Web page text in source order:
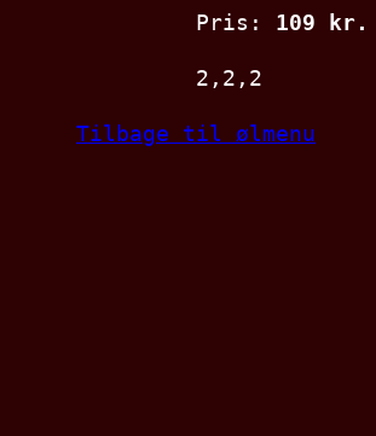
Pris: 109 kr.
2,2,2
Tilbage til ølmenu